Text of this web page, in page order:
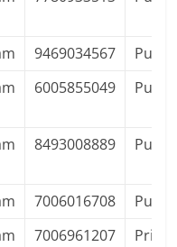
9469034567
Public
6005855049 Public
8493008889 Public
7006016708
Public
7006961207